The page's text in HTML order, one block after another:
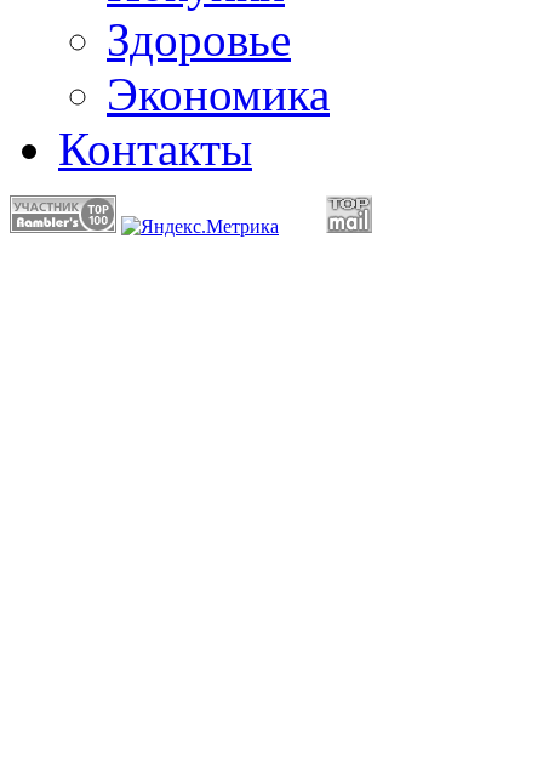
Здоровье
Экономика
Контакты